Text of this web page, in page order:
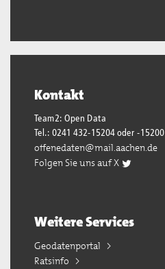
Kontakt
Team2: Open Data
Tel.: 0241 432-15204 oder -15200
offenedaten@mail.aachen.de
Folgen Sie uns auf X
Weitere Services
Geodatenportal
Ratsinfo